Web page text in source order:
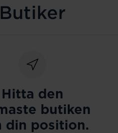
Butiker
Hitta den
butiken
din position.